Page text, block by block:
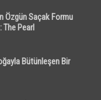
Özgün Saçak Formu
The Pearl
Bütünleşen Bir